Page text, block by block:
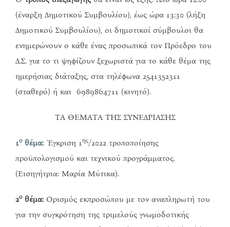
(έναρξη Δημοτικού Συμβουλίου), έως ώρα 13:30 (λήξη
Δημοτικού Συμβουλίου), οι δημοτικοί σύμβουλοι θα
ενημερώνουν ο κάθε ένας προσωπικά τον Πρόεδρο του
Δ.Σ. για το τι ψηφίζουν ξεχωριστά για το κάθε θέμα της
ημερήσιας διάταξης, στα τηλέφωνα 2541352311
(σταθερό) ή και 6989864711 (κινητό).
ΤΑ ΘΕΜΑΤΑ ΤΗΣ ΣΥΝΕΔΡΙΑΣΗΣ
1οθέμα: Έγκριση 1 ης/2022 τροποποίησης
προϋπολογισμού και τεχνικού προγράμματος.
(Εισηγήτρια: Μαρία Μύτικα).
2οθέμα: Ορισμός εκπροσώπου με τον αναπληρωτή του
για την συγκρότηση της τριμελούς γνωμοδοτικής